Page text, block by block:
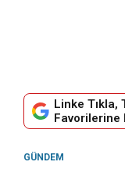
Linke Tıkla,
Favorilerine
GÜNDEM